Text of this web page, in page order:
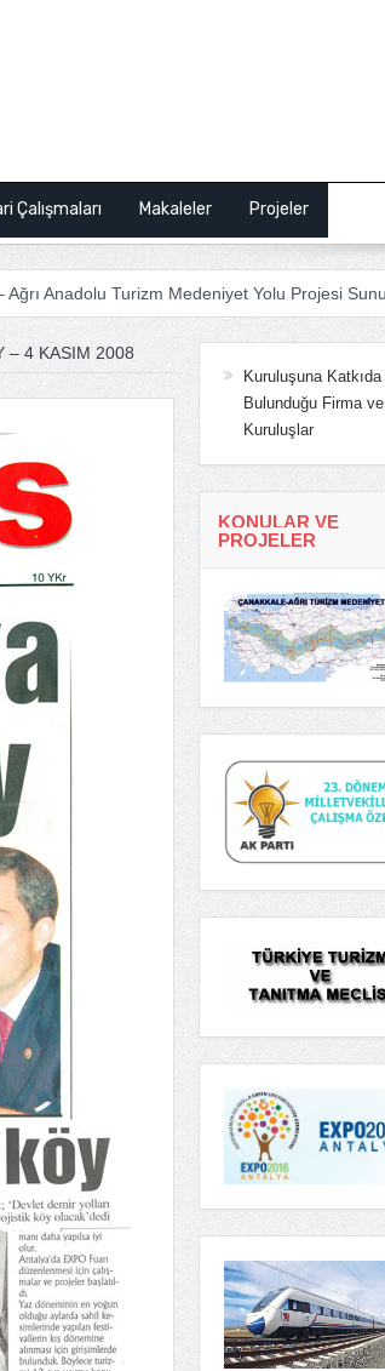
Çalışmaları Makaleler Projeler
Medeniyet Yolu Projesi Sunum ANSİAD
– 4 KASIM 2008
Kuruluşuna Katkıda
Bulunduğu Firma ve
Kuruluşlar
KONULAR VE
PROJELER